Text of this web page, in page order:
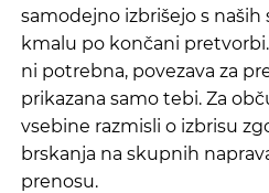
samodejno izbrišejo s naših
kmalu po končani
ni potrebna, povezava za
prikazana samo tebi. Za
vsebine razmisli o izbrisu
brskanja na skupnih
prenosu.